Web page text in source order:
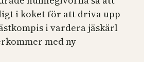
i koket för att driva upp
i vardera jäskärl
med ny